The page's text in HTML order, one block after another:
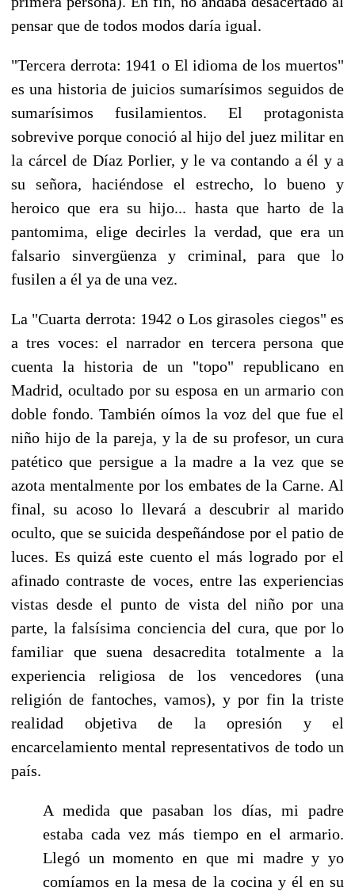
pensar que de todos modos daría igual.
"Tercera derrota: 1941 o El idioma de los muertos"
es una historia de juicios sumarísimos seguidos de
sumarísimos fusilamientos. El protagonista
sobrevive porque conoció al hijo del juez militar en
la cárcel de Díaz Porlier, y le va contando a él y a
su señora, haciéndose el estrecho, lo bueno y
heroico que era su hijo... hasta que harto de la
pantomima, elige decirles la verdad, que era un
falsario sinvergüenza y criminal, para que lo
fusilen a él ya de una vez.
La "Cuarta derrota: 1942 o Los girasoles ciegos" es
a tres voces: el narrador en tercera persona que
cuenta la historia de un "topo" republicano en
Madrid, ocultado por su esposa en un armario con
doble fondo. También oímos la voz del que fue el
niño hijo de la pareja, y la de su profesor, un cura
patético que persigue a la madre a la vez que se
azota mentalmente por los embates de la Carne. Al
final, su acoso lo llevará a descubrir al marido
oculto, que se suicida despeñándose por el patio de
luces. Es quizá este cuento el más logrado por el
afinado contraste de voces, entre las experiencias
vistas desde el punto de vista del niño por una
parte, la falsísima conciencia del cura, que por lo
familiar que suena desacredita totalmente a la
experiencia religiosa de los vencedores (una
religión de fantoches, vamos), y por fin la triste
realidad objetiva de la opresión y el
encarcelamiento mental representativos de todo un
país.
A medida que pasaban los días, mi padre
estaba cada vez más tiempo en el armario.
Llegó un momento en que mi madre y yo
comíamos en la mesa de la cocina y él en su